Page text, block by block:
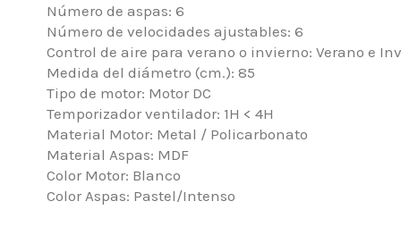
Número de aspas: 6
Número de velocidades ajustables: 6
Control de aire para verano o invierno: Verano e
Medida del diámetro (cm.): 85
Tipo de motor: Motor DC
Temporizador ventilador: 1H < 4H
Material Motor: Metal / Policarbonato
Material Aspas: MDF
Color Motor: Blanco
Color Aspas: Pastel/Intenso